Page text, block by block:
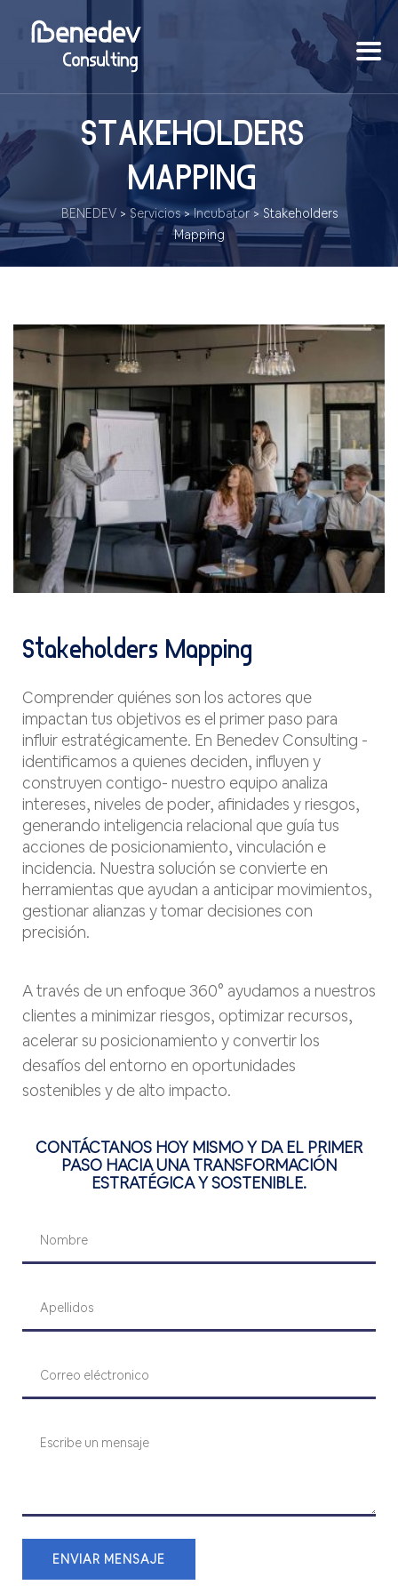
STAKEHOLDERS
MAPPING
BENEDEV> Servicios>Incubator> Stakeholders
Mapping
Stakeholders Mapping
Comprender quiénes son los actores que
impactan tus objetivos es el primer paso para
influir estratégicamente. En Benedev Consulting -
identificamos a quienes deciden, influyen y
construyen contigo- nuestro equipo analiza
intereses, niveles de poder, afinidades y riesgos,
generando inteligencia relacional que guía tus
acciones de posicionamiento, vinculación e
incidencia. Nuestra solución se convierte en
herramientas que ayudan a anticipar movimientos,
gestionar alianzas y tomar decisiones con
precisión.
A través de un enfoque 360° ayudamos a nuestros
clientes a minimizar riesgos, optimizar recursos,
acelerar su posicionamiento y convertir los
desafíos del entorno en oportunidades
sostenibles y de alto impacto.
CONTÁCTANOS HOY MISMO Y DA EL PRIMER
PASO HACIA UNA TRANSFORMACIÓN
ESTRATÉGICA Y SOSTENIBLE.